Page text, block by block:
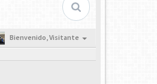
Bienvenido,Visitante